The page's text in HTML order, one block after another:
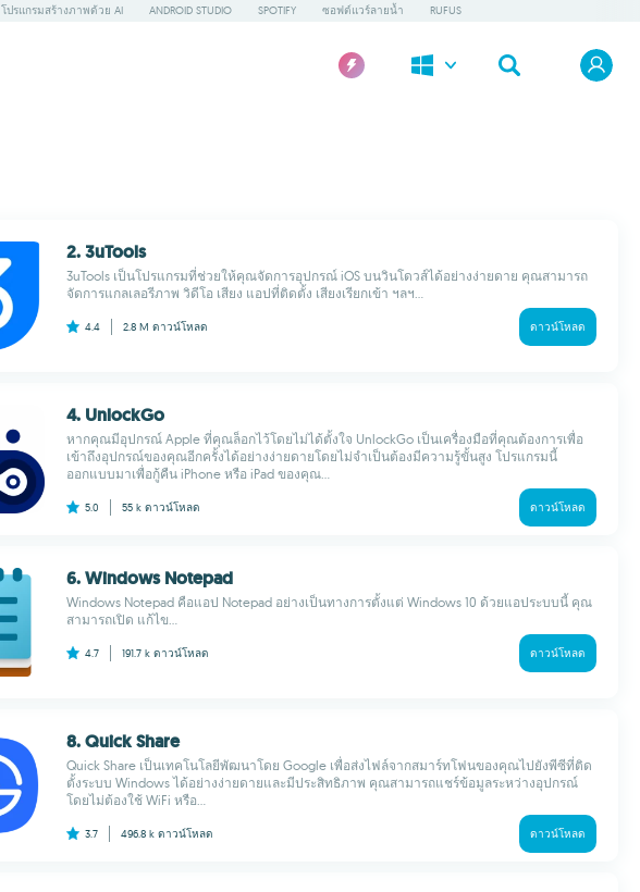
โปรแกรมสร้างภาพด้วย AI ANDROID STUDIO SPOTIFY ซอฟต์แวร์ลายน้ำ RUFUS
2. 3uTools
3uTools เป็นโปรแกรมที่ช่วยให้คุณจัดการอุปกรณ์ iOS บนวินโดวส์ได้อย่างง่ายดาย คุณสามารถ
จัดการแกลเลอรีภาพ วิดีโอ เสียง แอปที่ติดตั้ง เสียงเรียกเข้า ฯลฯ...
4.4 2.8 M ดาวน์โหลด ดาวน์โหลด
4. UnlockGo
หากคุณมีอุปกรณ์ Apple ที่คุณล็อกไว้โดยไม่ได้ตั้งใจ UnlockGo เป็นเครื่องมือที่คุณต้องการเพื่อ
เข้าถึงอุปกรณ์ของคุณอีกครั้งได้อย่างง่ายดายโดยไม่จำเป็นต้องมีความรู้ขั้นสูง โปรแกรมนี้
ออกแบบมาเพื่อกู้คืน iPhone หรือ iPad ของคุณ...
5.0 55 k ดาวน์โหลด ดาวน์โหลด
6. Windows Notepad
Windows Notepad คือแอป Notepad อย่างเป็นทางการตั้งแต่ Windows 10 ด้วยแอประบบนี้ คุณ
สามารถเปิด แก้ไข...
4.7 191.7 k ดาวน์โหลด ดาวน์โหลด
8. Quick Share
Quick Share เป็นเทคโนโลยีพัฒนาโดย Google เพื่อส่งไฟล์จากสมาร์ทโฟนของคุณไปยังพีซีที่ติด
ตั้งระบบ Windows ได้อย่างง่ายดายและมีประสิทธิภาพ คุณสามารถแชร์ข้อมูลระหว่างอุปกรณ์
โดยไม่ต้องใช้ WiFi หรือ...
3.7 496.8 k ดาวน์โหลด ดาวน์โหลด